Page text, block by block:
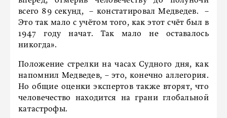
всего 89 секунд, – констатировал Медведев. –
Это так мало с учётом того, как этот счёт был в
1947 году начат. Так мало не оставалось
никогда».
Положение стрелки на часах Судного дня, как
напомнил Медведев, – это, конечно аллегория.
Но общие оценки экспертов также вторят, что
человечество находится на грани глобальной
катастрофы.